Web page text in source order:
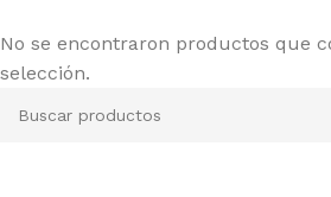
No se encontraron productos que
selección.